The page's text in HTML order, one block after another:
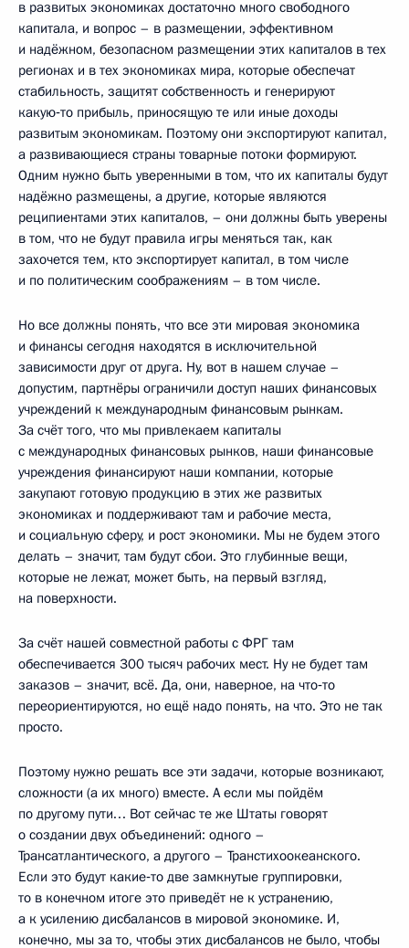
в развитых экономиках достаточно много свободного
капитала, и вопрос – в размещении, эффективном
и надёжном, безопасном размещении этих капиталов в тех
регионах и в тех экономиках мира, которые обеспечат
стабильность, защитят собственность и генерируют
какую‑то прибыль, приносящую те или иные доходы
развитым экономикам. Поэтому они экспортируют капитал,
а развивающиеся страны товарные потоки формируют.
Одним нужно быть уверенными в том, что их капиталы будут
надёжно размещены, а другие, которые являются
реципиентами этих капиталов, – они должны быть уверены
в том, что не будут правила игры меняться так, как
захочется тем, кто экспортирует капитал, в том числе
и по политическим соображениям – в том числе.
Но все должны понять, что все эти мировая экономика
и финансы сегодня находятся в исключительной
зависимости друг от друга. Ну, вот в нашем случае –
допустим, партнёры ограничили доступ наших финансовых
учреждений к международным финансовым рынкам.
За счёт того, что мы привлекаем капиталы
с международных финансовых рынков, наши финансовые
учреждения финансируют наши компании, которые
закупают готовую продукцию в этих же развитых
экономиках и поддерживают там и рабочие места,
и социальную сферу, и рост экономики. Мы не будем этого
делать – значит, там будут сбои. Это глубинные вещи,
которые не лежат, может быть, на первый взгляд,
на поверхности.
За счёт нашей совместной работы с ФРГ там
обеспечивается 300 тысяч рабочих мест. Ну не будет там
заказов – значит, всё. Да, они, наверное, на что‑то
переориентируются, но ещё надо понять, на что. Это не так
просто.
Поэтому нужно решать все эти задачи, которые возникают,
сложности (а их много) вместе. А если мы пойдём
по другому пути… Вот сейчас те же Штаты говорят
о создании двух объединений: одного –
Трансатлантического, а другого – Транстихоокеанского.
Если это будут какие‑то две замкнутые группировки,
то в конечном итоге это приведёт не к устранению,
а к усилению дисбалансов в мировой экономике. И,
конечно, мы за то, чтобы этих дисбалансов не было, чтобы